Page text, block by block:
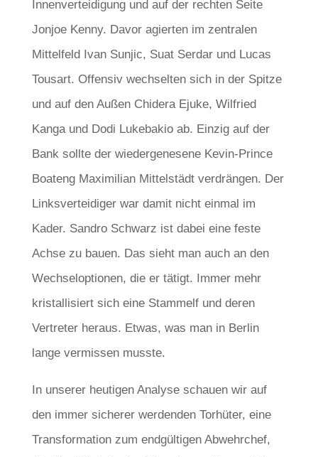
Innenverteidigung und auf der rechten Seite
Jonjoe Kenny. Davor agierten im zentralen
Mittelfeld Ivan Sunjic, Suat Serdar und Lucas
Tousart. Offensiv wechselten sich in der Spitze
und auf den Außen Chidera Ejuke, Wilfried
Kanga und Dodi Lukebakio ab. Einzig auf der
Bank sollte der wiedergenesene Kevin-Prince
Boateng Maximilian Mittelstädt verdrängen. Der
Linksverteidiger war damit nicht einmal im
Kader. Sandro Schwarz ist dabei eine feste
Achse zu bauen. Das sieht man auch an den
Wechseloptionen, die er tätigt. Immer mehr
kristallisiert sich eine Stammelf und deren
Vertreter heraus. Etwas, was man in Berlin
lange vermissen musste.
In unserer heutigen Analyse schauen wir auf
den immer sicherer werdenden Torhüter, eine
Transformation zum endgültigen Abwehrchef,